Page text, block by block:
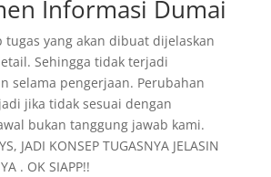
Informasi Dumai
tugas yang akan dibuat dijelaskan
Sehingga tidak terjadi
selama pengerjaan. Perubahan
jika tidak sesuai dengan
bukan tanggung jawab kami.
JADI KONSEP TUGASNYA JELASIN
. OK SIAPP!!